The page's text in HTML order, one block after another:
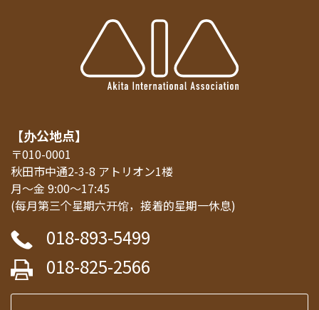
【办公地点】
〒010-0001
秋田市中通2-3-8 アトリオン1楼
月～金 9:00～17:45
(每月第三个星期六开馆，接着的星期一休息)
018-893-5499
018-825-2566